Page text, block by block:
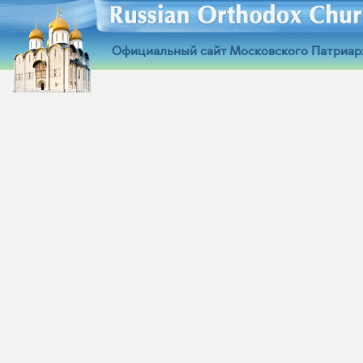
Официальный сайт Московского